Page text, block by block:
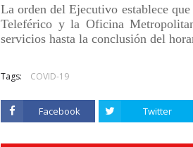
La orden del Ejecutivo establece
Teleférico y la Oficina
servicios hasta la conclusión del
Tags: COVID-19
Facebook Twitter